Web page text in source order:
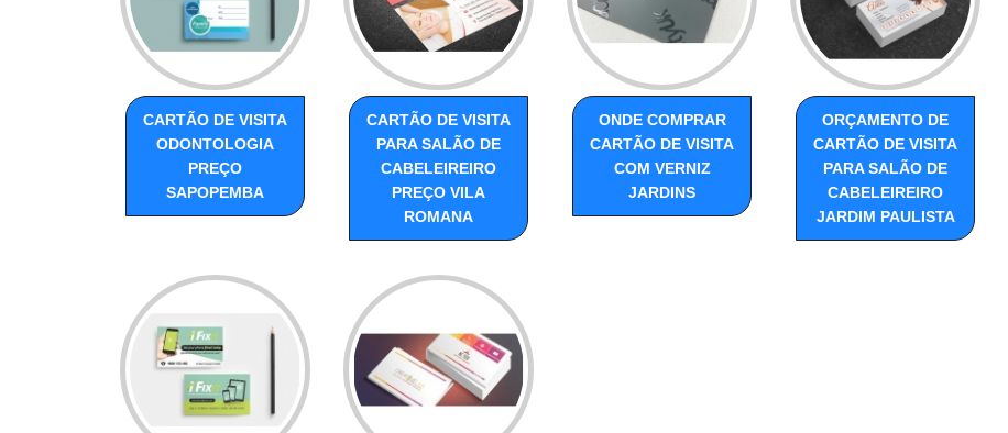
CARTÃO DE VISITA
ODONTOLOGIA
PREÇO
SAPOPEMBA
CARTÃO DE VISITA
PARA SALÃO DE
CABELEIREIRO
PREÇO VILA
ROMANA
ONDE COMPRAR
CARTÃO DE VISITA
COM VERNIZ
JARDINS
ORÇAMENTO DE
CARTÃO DE VISITA
PARA SALÃO DE
CABELEIREIRO
JARDIM PAULISTA